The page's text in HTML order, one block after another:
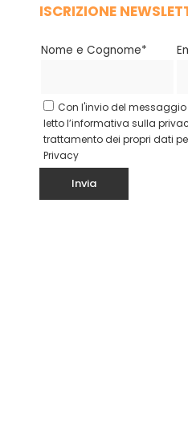
ISCRIZIONE
Nome e Cognome*
Con l'invio del
letto l’informativa sulla
trattamento dei propri dati
Privacy